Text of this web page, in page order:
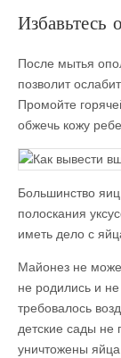
Избавьтесь
После мытья
позволит
Промойте
обжечь кожу
Большинство
полоскания
иметь дело с
Майонез не
не родились и
требовалось
детские сады не
уничтожены яйца.